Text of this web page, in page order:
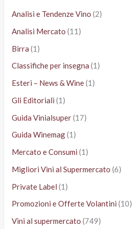
Analisi e Tendenze Vino (2)
Analisi Mercato (11)
Birra (1)
Classifiche per insegna (1)
Esteri – News & Wine(1)
Gli Editoriali (1)
Guida Vinialsuper(17)
Guida Winemag(1)
Mercato e Consumi (1)
Migliori Vini al Supermercato (6)
Private Label (1)
Promozioni e Offerte Volantini (10)
Vini al supermercato (749)